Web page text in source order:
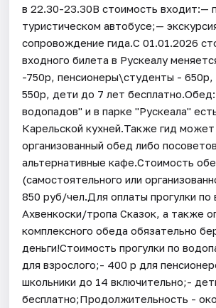
в 22.30-23.30В стоимость входит:—
туристическом автобусе;—
сопровождение гида.С 01.01.2026
входного билета в Рускеалу
-750р, пенсионеры\студенты - 650р,
550р, дети до 7 лет
водопадов" и в парке "Рускеала"
Карельской кухней.Также гид
организованный обед либо
альтернативные кафе.Стоимость
(самостоятельного или
850 руб/чел.Для оплаты прогулки по
Ахвенкоски/тропа Сказок, а также
комплексного обеда обязательно
деньги!Стоимость прогулки по
для взрослого;- 400 р для
школьники до 14 включительно;-
бесплатно;Продолжительность -